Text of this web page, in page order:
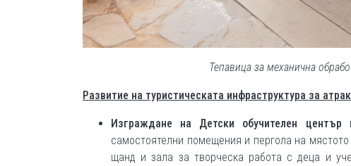
Тепавица за механична
Развитие на туристическата инфраструктура за
Изграждане на Детски обучителен
самостоятелни помещения и пергола на
щанд и зала за творческа работа с деца и